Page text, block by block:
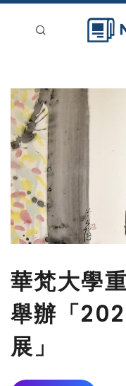
新聞稿分類
登入
刊登
華梵大學
舉辦「
展」